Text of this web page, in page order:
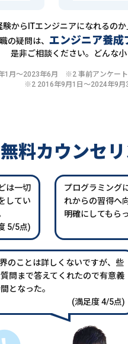
験からITエンジニアになれるの
の疑問は、 エンジニア養成
是非ご相談ください。どんな
1月〜2023年6月 ※2 事前アンケート
※2 2016年9月1日〜2024年9月
無料カウンセ
は一切
してい
5/5点)
プログラミング
れからの習得へ
明確にしてもらっ
界のことは詳しくないですが、些
問まで答えてくれたので有意義
となった。
(満足度 4/5点)